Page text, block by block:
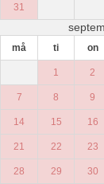
31
må ti on
1 2
7 8 9
14 15 16
21 22 23
28 29 30